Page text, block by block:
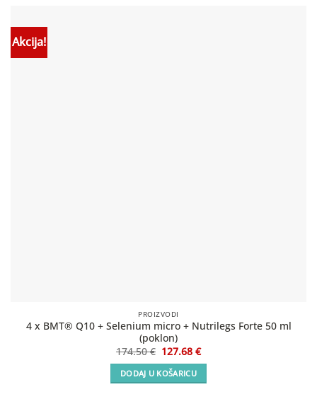
Akcija!
PROIZVODI
4 x BMT® Q10 + Selenium micro + Nutrilegs Forte 50 ml
(poklon)
174.50€ Izvorna
cijena
bila
je:
174.50 €.
127.68€Trenutna
cijena
DODAJ U KOŠARICU